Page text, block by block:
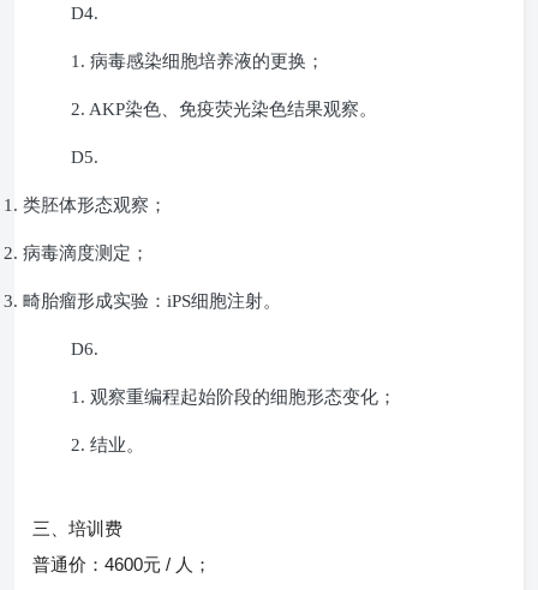
D4.
1. 病毒感染细胞培养液的更换；
2. AKP染色、免疫荧光染色结果观察。
D5.
1. 类胚体形态观察；
2. 病毒滴度测定；
3. 畸胎瘤形成实验： iPS细胞注射。
D6.
1. 观察重编程起始阶段的细胞形态变化；
2. 结业。
三、培训费
普通价： 4600元 / 人；